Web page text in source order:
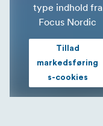
type indhold fra
Focus Nordic
Tillad
markedsføring
s-cookies